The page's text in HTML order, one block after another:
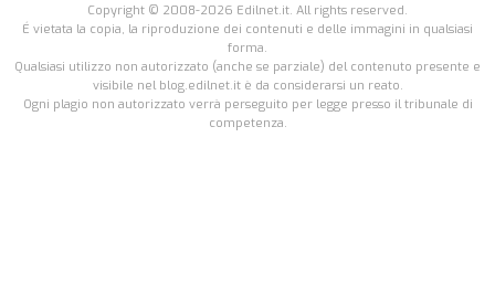
Copyright © 2008-2026 Edilnet.it. All rights reserved.
É vietata la copia, la riproduzione dei contenuti e delle immagini in qualsiasi
forma.
Qualsiasi utilizzo non autorizzato (anche se parziale) del contenuto presente e
visibile nel blog.edilnet.it è da considerarsi un reato.
Ogni plagio non autorizzato verrà perseguito per legge presso il tribunale di
competenza.